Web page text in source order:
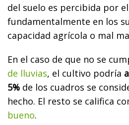
del suelo es percibida por
fundamentalmente en los
capacidad agrícola o mal
En el caso de que no se
de lluvias, el cultivo podría
5% de los cuadros se
hecho. El resto se califica
bueno.